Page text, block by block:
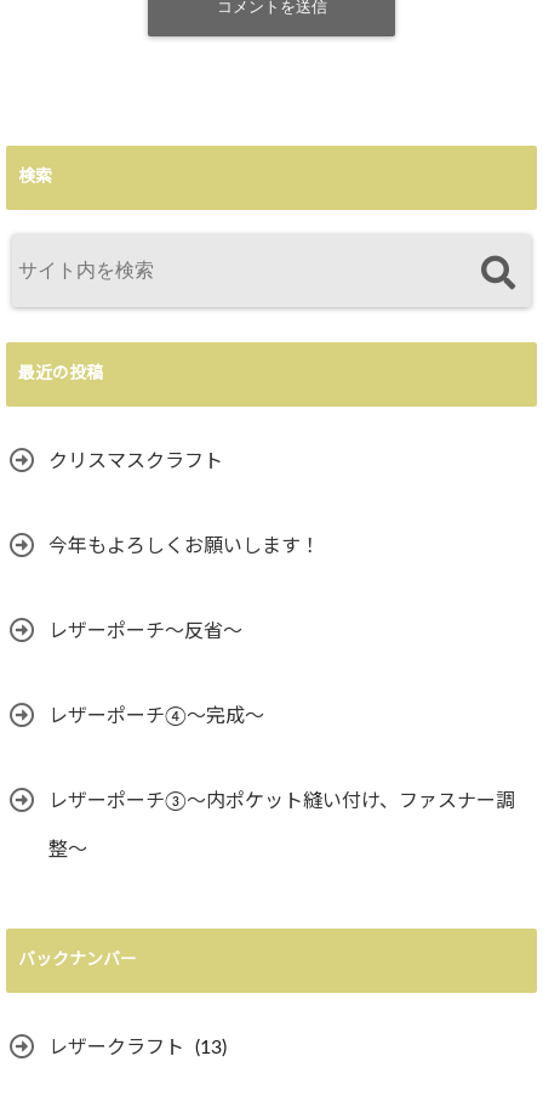
検索
最近の投稿
クリスマスクラフト
今年もよろしくお願いします！
レザーポーチ～反省～
レザーポーチ④～完成～
レザーポーチ③〜内ポケット縫い付け、ファスナー調
整〜
バックナンバー
レザークラフト (13)